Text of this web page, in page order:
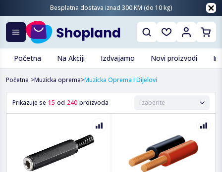
Besplatna dostava iznad 300 KM (do 10 kg)
Početna Na Akciji Izdvajamo Novi proizvodi
Početna >Muzicka oprema>Muzicka Oprema I Dijelovi
Prikazuje se 15 od 240 proizvoda